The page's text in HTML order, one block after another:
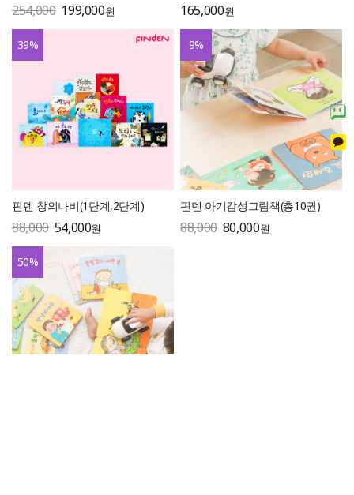
254,000 199,000원 165,000원
39%
핀덴 창의나비(1단계,2단계)
88,000 54,000원
9%
핀덴 아기감성그림책(총10권)
88,000 80,000원
50%